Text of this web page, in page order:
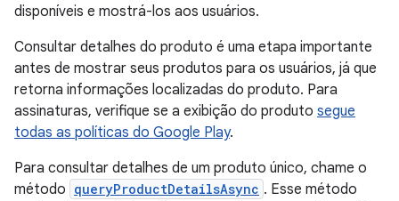
disponíveis e mostrá-los aos usuários.
Consultar detalhes do produto é uma etapa importante
antes de mostrar seus produtos para os usuários, já que
retorna informações localizadas do produto. Para
assinaturas, verifique se a exibição do produto segue
todas as políticas do Google Play.
Para consultar detalhes de um produto único, chame o
método queryProductDetailsAsync . Esse método